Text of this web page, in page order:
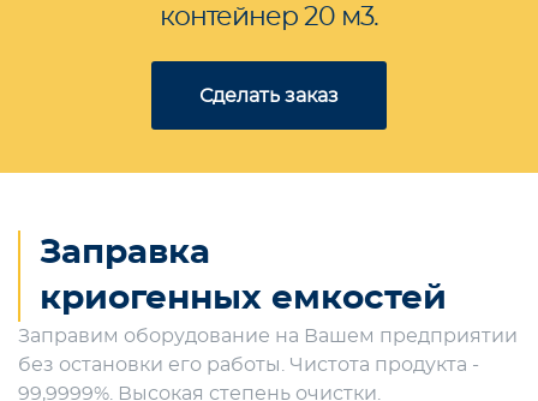
контейнер 20 м3.
Сделать заказ
Заправка
криогенных емкостей
Заправим оборудование на Вашем предприятии
без остановки его работы. Чистота продукта -
99,9999%. Высокая степень очистки.